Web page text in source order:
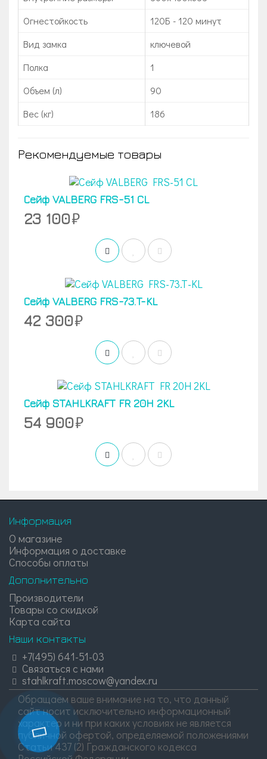
Огнестойкость
120Б - 120 минут
Вид замка
ключевой
Полка
1
Объем (л)
90
Вес (кг)
186
Рекомендуемые товары
Сейф VALBERG FRS-51 CL
23 100
Сейф VALBERG FRS-73.T-KL
42 300
Сейф STAHLKRAFT FR 20H 2KL
54 900
Информация
О магазине
Информация о доставке
Способы оплаты
Дополнительно
Производители
Товары со скидкой
Карта сайта
Наши контакты
+7(495) 641-51-03
Связаться с нами
stahlkraft.moscow@yandex.ru
Обращаем ваше внимание на то, что данный
сайт носит исключительно информационный
характер и ни при каких условиях не является
публичной офертой, определяемой положениями
Статьи 437 (2) Гражданского кодекса